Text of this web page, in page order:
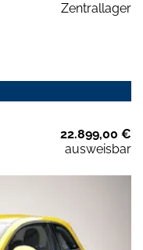
Zentrallager
22.899,00 €
ausweisbar